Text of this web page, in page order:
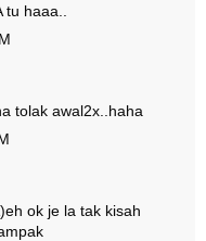
haaa..
tolak awal2x..haha
eh ok je la tak kisah